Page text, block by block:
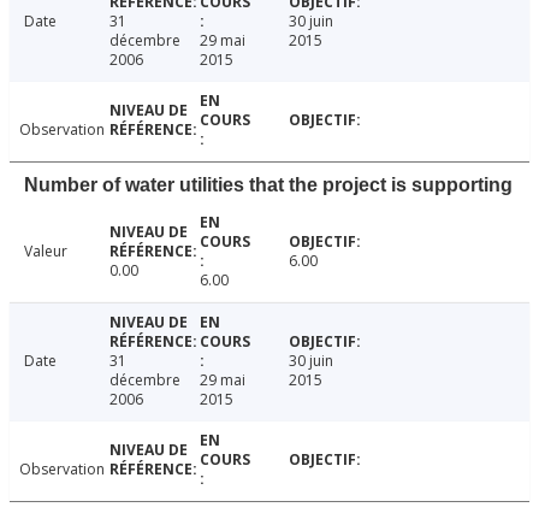
Date
31
décembre
2006
29 mai
2015
30 juin
2015
Observation
Number of water utilities that the project is supporting
Valeur
0.00
6.00
6.00
Date
31
décembre
2006
29 mai
2015
30 juin
2015
Observation